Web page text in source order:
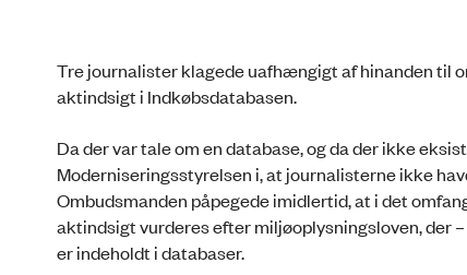
Tre journalister klagede uafhængigt af hinanden til
aktindsigt i Indkøbsdatabasen.
Da der var tale om en database, og da der ikke
Moderniseringsstyrelsen i, at journalisterne ikke
Ombudsmanden påpegede imidlertid, at i det
aktindsigt vurderes efter miljøoplysningsloven, der
er indeholdt i databaser.